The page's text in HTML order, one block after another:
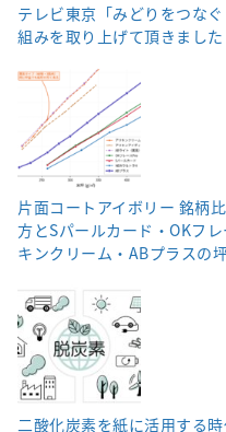
テレビ東京「みどりをつな
組みを取り上げて頂きました
片面コートアイボリー 銘柄
方とSパールカード・OKフ
キンクリーム・ABプラスの
二酸化炭素を紙に活用する